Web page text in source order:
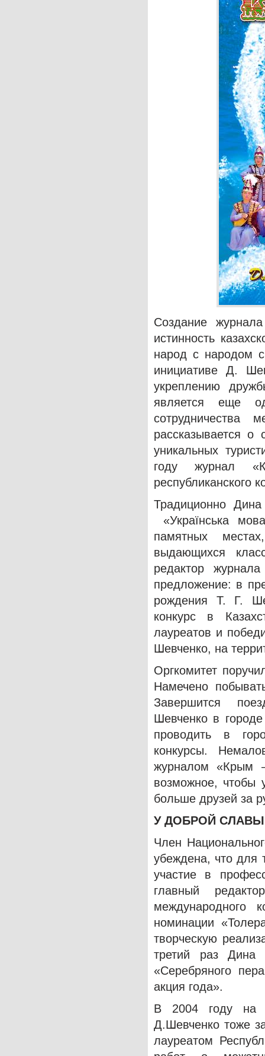
Создание
истинность
народ с народом
инициативе Д.
укреплению
является еще
рассказывается о
уникальных
году журнал
республиканского
Традиционно
«Українська
памятных
выдающихся
редактор
предложение: в
рождения Т. Г.
конкурс в
лауреатов и
Шевченко, на
Оргкомитет
Намечено
Завершится
Шевченко в
проводить в
конкурсы.
журналом «Крым
возможное, чтобы
больше друзей за
У ДОБРОЙ
Член
убеждена, что для
участие в
главный
международного
номинации
творческую
третий раз Дина
«Серебряного
акция года».
В 2004 году на
Д.Шевченко тоже
лауреатом